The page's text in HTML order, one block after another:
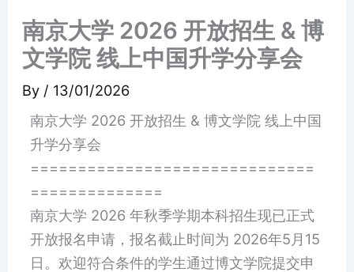
南京大学 2026 开放招生 & 博
文学院 线上中国升学分享会
By / 13/01/2026
南京大学 2026 开放招生 & 博文学院 线上中国
升学分享会
==============================
==============
南京大学 2026 年秋季学期本科招生现已正式
开放报名申请，报名截止时间为 2026年5月15
日。欢迎符合条件的学生通过博文学院提交申